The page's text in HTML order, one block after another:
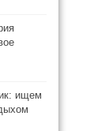
ищем